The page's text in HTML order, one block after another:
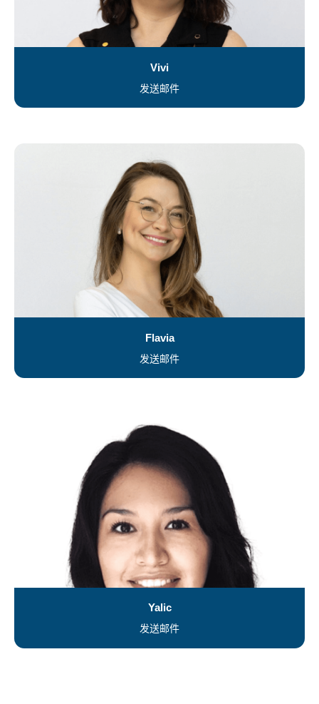
Vivi
发送邮件
Flavia
发送邮件
Yalic
发送邮件